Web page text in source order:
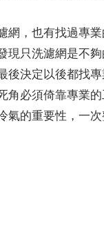
網，也有找過專
現只洗濾網是不
後決定以後都找
角必須倚靠專業
氣的重要性，一次